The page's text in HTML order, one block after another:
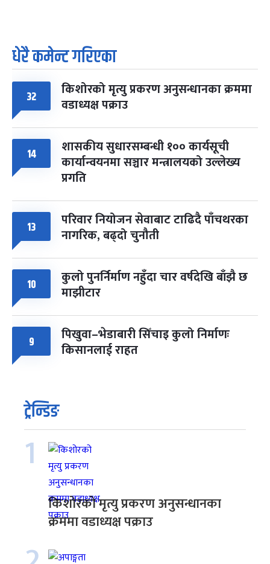
धेरै कमेन्ट गरिएका
32 किशोरको मृत्यु प्रकरण अनुसन्धानका क्रममा
वडाध्यक्ष पक्राउ
14 शासकीय सुधारसम्बन्धी १०० कार्यसूची
कार्यान्वयनमा सञ्चार मन्त्रालयको उल्लेख्य
प्रगति
13 परिवार नियोजन सेवाबाट टाढिदै पाँचथरका
नागरिक, बढ्दो चुनौती
10 कुलो पुनर्निर्माण नहुँदा चार वर्षदेखि बाँझै छ
माझीटार
9 पिखुवा–भेडाबारी सिँचाइ कुलो निर्माणः
किसानलाई राहत
ट्रेन्डिङ
1
किशोरको मृत्यु प्रकरण अनुसन्धानका
क्रममा वडाध्यक्ष पक्राउ